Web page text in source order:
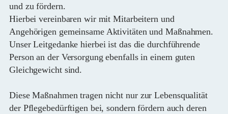
und zu fördern.
Hierbei vereinbaren wir mit Mitarbeitern und
Angehörigen gemeinsame Aktivitäten und Maßnahmen.
Unser Leitgedanke hierbei ist das die durchführende
Person an der Versorgung ebenfalls in einem guten
Gleichgewicht sind.
Diese Maßnahmen tragen nicht nur zur Lebensqualität
der Pflegebedürftigen bei, sondern fördern auch deren